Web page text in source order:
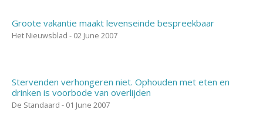
Groote vakantie maakt levenseinde bespreekbaar
Het Nieuwsblad - 02 June 2007
Stervenden verhongeren niet. Ophouden met eten en
drinken is voorbode van overlijden
De Standaard - 01 June 2007